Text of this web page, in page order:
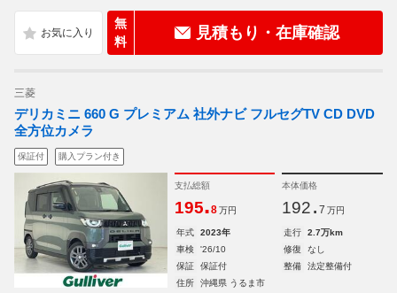
無
料
見積もり・在庫確認
三菱
デリカミニ 660 G プレミアム 社外ナビ フルセグTV CD DVD
全方位カメラ
保証付 購入プラン付き
支払総額
195.8 万円
本体価格
192. 7 万円
年式 2023年 走行
2.7万km
車検
'26/10 修復
なし
保証
保証付 整備
法定整備付
住所
沖縄県 うるま市